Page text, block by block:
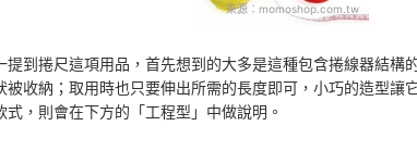
來源： momoshop.com.tw
提到捲尺這項用品，首先想到的大多是這種包含捲線器結構
被收納；取用時也只要伸出所需的長度即可，小巧的造型讓
式，則會在下方的「工程型」中做說明。